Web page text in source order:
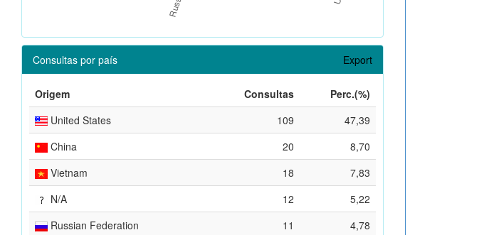
Consultas por país Export
Origem Consultas
Perc.(%)
United States
109
47,39
China
20
8,70
Vietnam
18
7,83
N/A
12
5,22
Russian Federation
11
4,78